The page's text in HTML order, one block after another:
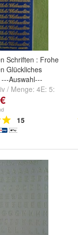
Schriften : Frohe
Glückliches
Auswahl---
/ Menge: 4E: 5:
rot
15